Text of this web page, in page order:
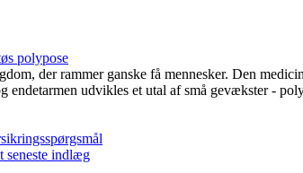
polypose
der rammer ganske få mennesker. Den
endetarmen udvikles et utal af små gevækster -
seneste indlæg